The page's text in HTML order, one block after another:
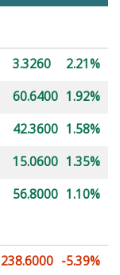
3.3260
2.21%
60.6400 1.92%
42.3600 1.58%
15.0600 1.35%
56.8000 1.10%
238.6000 -5.39%